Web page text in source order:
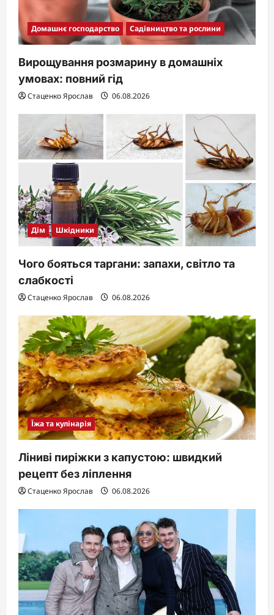
Домашнє господарство Садівництво та рослини
Вирощування розмарину в домашніх
умовах: повний гід
Стаценко Ярослав 06.08.2026
Дім Шкідники
Чого бояться таргани: запахи, світло та
слабкості
Стаценко Ярослав 06.08.2026
Їжа та кулінарія
Ліниві пиріжки з капустою: швидкий
рецепт без ліплення
Стаценко Ярослав 06.08.2026